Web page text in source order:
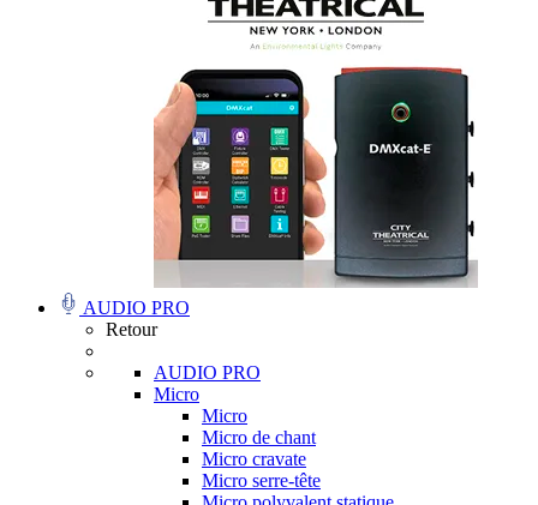
AUDIO PRO
Retour
AUDIO PRO
Micro
Micro
Micro de chant
Micro cravate
Micro serre-tête